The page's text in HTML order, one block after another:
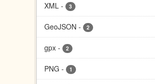
XML - 3
GeoJSON - 2
gpx - 2
PNG - 1